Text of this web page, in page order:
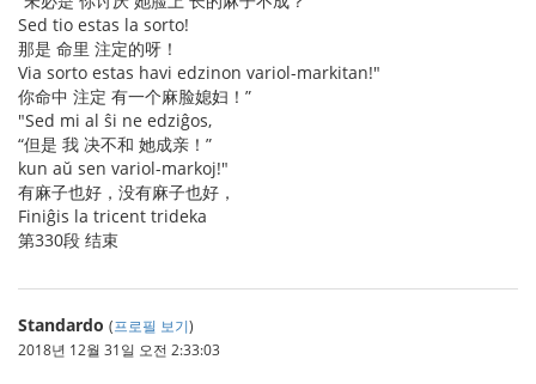
Sed tio estas la sorto!
那是 命里 注定的呀！
Via sorto estas havi edzinon variol-markitan!"
你命中 注定 有一个麻脸媳妇！”
"Sed mi al ŝi ne edziĝos,
“但是 我 决不和 她成亲！”
kun aŭ sen variol-markoj!"
有麻子也好，没有麻子也好，
Finiĝis la tricent trideka
第330段 结束
Standardo (프로필 보기)
2018년 12월 31일 오전 2:33:03